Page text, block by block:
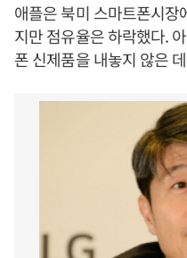
애플은 북미 스마트폰시
지만 점유율은 하락했다.
폰 신제품을 내놓지 않은